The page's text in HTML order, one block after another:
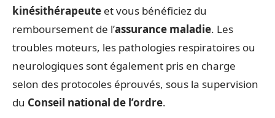
kinésithérapeute et vous bénéficiez du
remboursement de l’assurance maladie. Les
troubles moteurs, les pathologies respiratoires ou
neurologiques sont également pris en charge
selon des protocoles éprouvés, sous la supervision
du Conseil national de l’ordre.